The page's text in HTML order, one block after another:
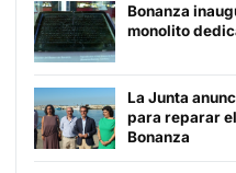
Bonanza
monolito
La Junta
para reparar
Bonanza